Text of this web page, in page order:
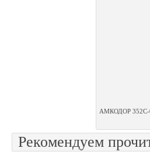
АМКОДОР 352С-
Рекомендуем